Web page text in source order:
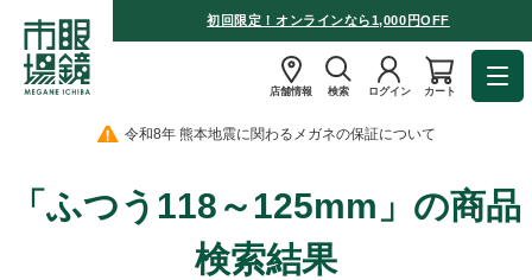
初回限定！オンラインなら1,000円OFF
店舗情報 検索 ログイン カート
令和8年 熊本地震に関わるメガネの保証について
「ふつう118～125mm」の商品
検索結果